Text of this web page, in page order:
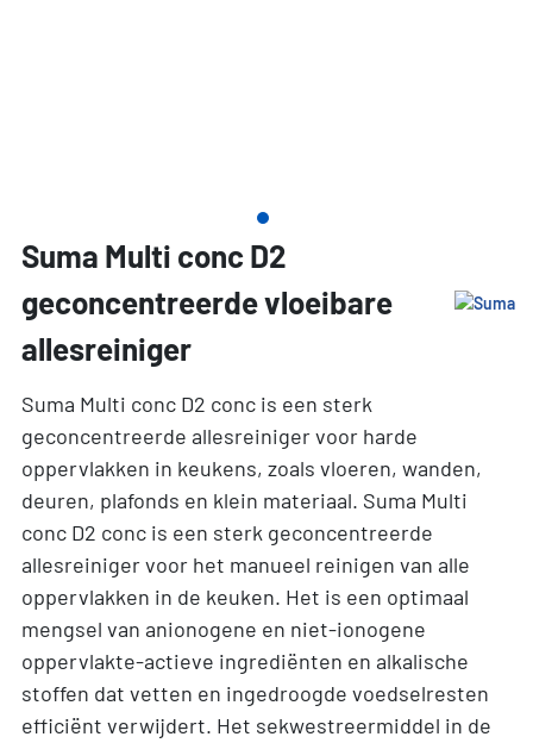
Suma Multi conc D2
geconcentreerde vloeibare
allesreiniger
Suma Multi conc D2 conc is een sterk
geconcentreerde allesreiniger voor harde
oppervlakken in keukens, zoals vloeren, wanden,
deuren, plafonds en klein materiaal. Suma Multi
conc D2 conc is een sterk geconcentreerde
allesreiniger voor het manueel reinigen van alle
oppervlakken in de keuken. Het is een optimaal
mengsel van anionogene en niet-ionogene
oppervlakte-actieve ingrediënten en alkalische
stoffen dat vetten en ingedroogde voedselresten
efficiënt verwijdert. Het sekwestreermiddel in de